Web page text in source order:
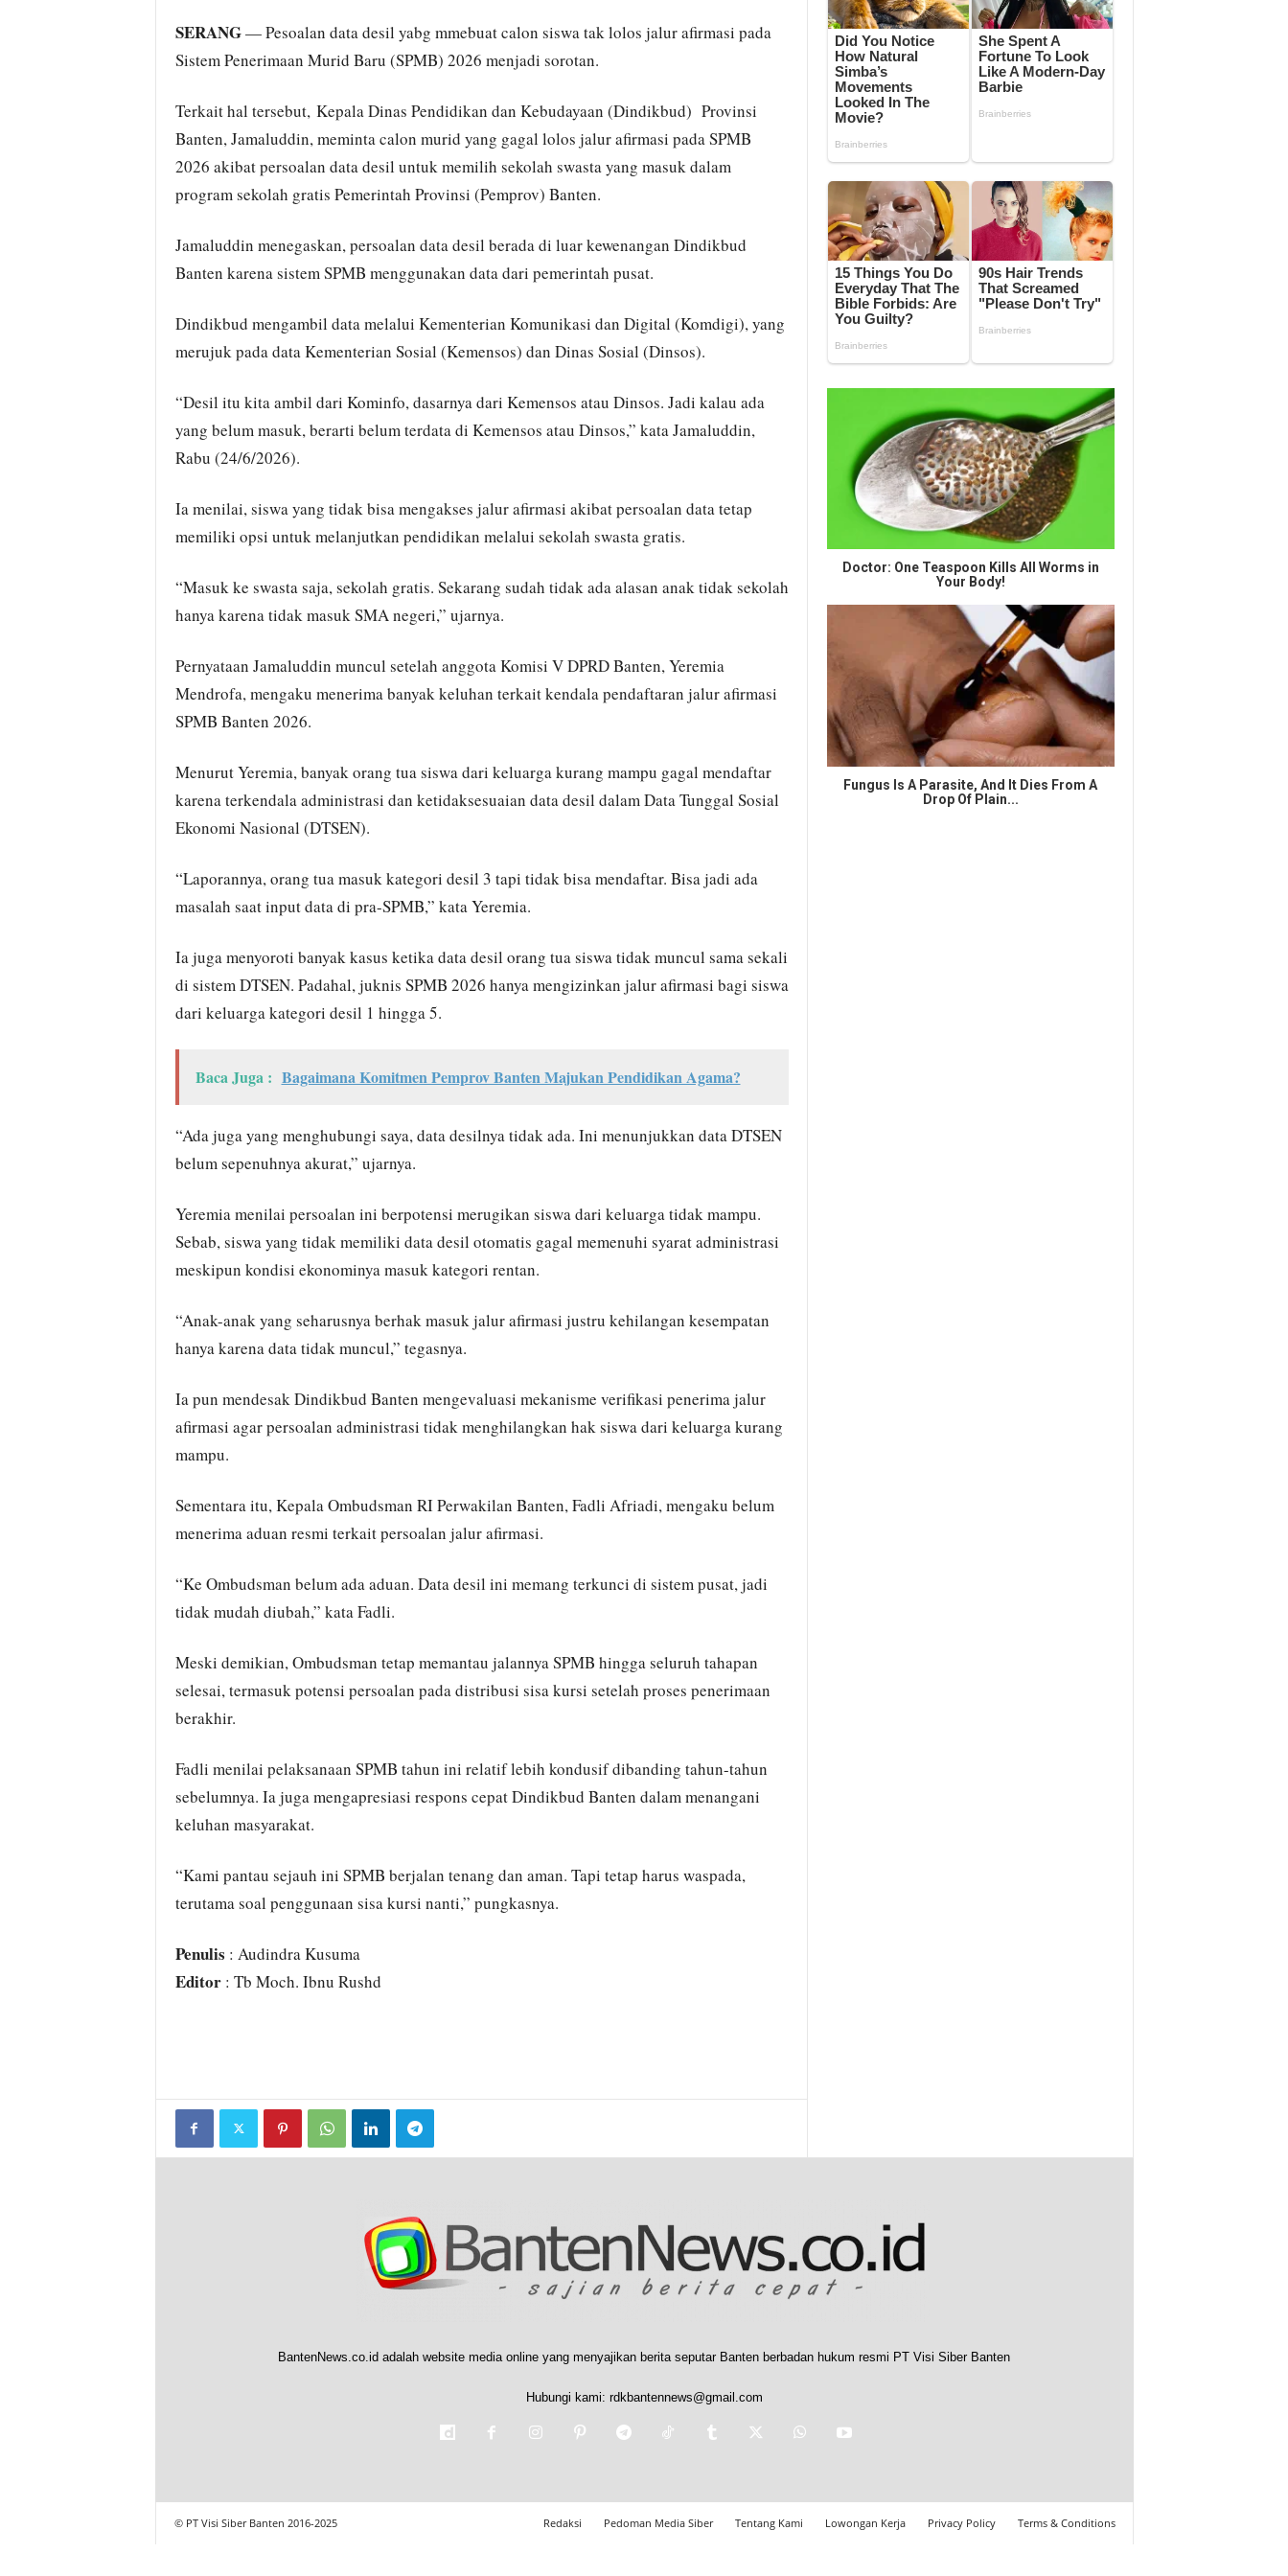
SERANG— Pesoalan data desil yabg mmebuat calon siswa tak lolos jalur afirmasi pada
Sistem Penerimaan Murid Baru (SPMB) 2026 menjadi sorotan.
Terkait hal tersebut, Kepala Dinas Pendidikan dan Kebudayaan (Dindikbud) Provinsi
Banten, Jamaluddin, meminta calon murid yang gagal lolos jalur afirmasi pada SPMB
2026 akibat persoalan data desil untuk memilih sekolah swasta yang masuk dalam
program sekolah gratis Pemerintah Provinsi (Pemprov) Banten.
Jamaluddin menegaskan, persoalan data desil berada di luar kewenangan Dindikbud
Banten karena sistem SPMB menggunakan data dari pemerintah pusat.
Dindikbud mengambil data melalui Kementerian Komunikasi dan Digital (Komdigi), yang
merujuk pada data Kementerian Sosial (Kemensos) dan Dinas Sosial (Dinsos).
“Desil itu kita ambil dari Kominfo, dasarnya dari Kemensos atau Dinsos. Jadi kalau ada
yang belum masuk, berarti belum terdata di Kemensos atau Dinsos,” kata Jamaluddin,
Rabu (24/6/2026).
Ia menilai, siswa yang tidak bisa mengakses jalur afirmasi akibat persoalan data tetap
memiliki opsi untuk melanjutkan pendidikan melalui sekolah swasta gratis.
“Masuk ke swasta saja, sekolah gratis. Sekarang sudah tidak ada alasan anak tidak sekolah
hanya karena tidak masuk SMA negeri,” ujarnya.
Pernyataan Jamaluddin muncul setelah anggota Komisi V DPRD Banten, Yeremia
Mendrofa, mengaku menerima banyak keluhan terkait kendala pendaftaran jalur afirmasi
SPMB Banten 2026.
Menurut Yeremia, banyak orang tua siswa dari keluarga kurang mampu gagal mendaftar
karena terkendala administrasi dan ketidaksesuaian data desil dalam Data Tunggal Sosial
Ekonomi Nasional (DTSEN).
“Laporannya, orang tua masuk kategori desil 3 tapi tidak bisa mendaftar. Bisa jadi ada
masalah saat input data di pra-SPMB,” kata Yeremia.
Ia juga menyoroti banyak kasus ketika data desil orang tua siswa tidak muncul sama sekali
di sistem DTSEN. Padahal, juknis SPMB 2026 hanya mengizinkan jalur afirmasi bagi siswa
dari keluarga kategori desil 1 hingga 5.
Baca Juga : Bagaimana Komitmen Pemprov Banten Majukan Pendidikan Agama?
“Ada juga yang menghubungi saya, data desilnya tidak ada. Ini menunjukkan data DTSEN
belum sepenuhnya akurat,” ujarnya.
Yeremia menilai persoalan ini berpotensi merugikan siswa dari keluarga tidak mampu.
Sebab, siswa yang tidak memiliki data desil otomatis gagal memenuhi syarat administrasi
meskipun kondisi ekonominya masuk kategori rentan.
“Anak-anak yang seharusnya berhak masuk jalur afirmasi justru kehilangan kesempatan
hanya karena data tidak muncul,” tegasnya.
Ia pun mendesak Dindikbud Banten mengevaluasi mekanisme verifikasi penerima jalur
afirmasi agar persoalan administrasi tidak menghilangkan hak siswa dari keluarga kurang
mampu.
Sementara itu, Kepala Ombudsman RI Perwakilan Banten, Fadli Afriadi, mengaku belum
menerima aduan resmi terkait persoalan jalur afirmasi.
“Ke Ombudsman belum ada aduan. Data desil ini memang terkunci di sistem pusat, jadi
tidak mudah diubah,” kata Fadli.
Meski demikian, Ombudsman tetap memantau jalannya SPMB hingga seluruh tahapan
selesai, termasuk potensi persoalan pada distribusi sisa kursi setelah proses penerimaan
berakhir.
Fadli menilai pelaksanaan SPMB tahun ini relatif lebih kondusif dibanding tahun-tahun
sebelumnya. Ia juga mengapresiasi respons cepat Dindikbud Banten dalam menangani
keluhan masyarakat.
“Kami pantau sejauh ini SPMB berjalan tenang dan aman. Tapi tetap harus waspada,
terutama soal penggunaan sisa kursi nanti,” pungkasnya.
Penulis : Audindra Kusuma
Editor: Tb Moch. Ibnu Rushd
Doctor: One Teaspoon Kills All Worms in
Your Body!
Fungus Is A Parasite, And It Dies From A
Drop Of Plain...
BantenNews.co.id adalah website media online yang menyajikan berita seputar Banten berbadan hukum resmi PT Visi Siber Banten
Hubungi kami: rdkbantennews@gmail.com
Redaksi Pedoman Media Siber Tentang Kami Lowongan Kerja Privacy Policy Terms & Conditions
© PT Visi Siber Banten 2016-2025